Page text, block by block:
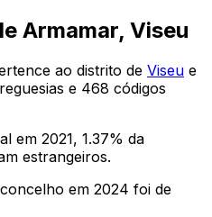
Armamar, Viseu
ao distrito de Viseu e
e 468 códigos
em 2021, 1.37% da
estrangeiros.
em 2024 foi de